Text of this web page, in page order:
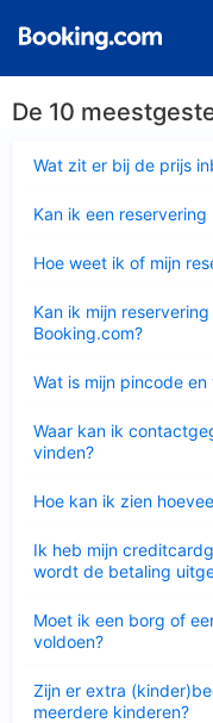
De 10
Wat zit er bij de prijs
Kan ik een
Hoe weet ik of mijn
Kan ik mijn
Booking.com?
Wat is mijn pincode
Waar kan ik
vinden?
Hoe kan ik zien
Ik heb mijn
wordt de betaling
Moet ik een borg of
voldoen?
Zijn er extra
meerdere kinderen?